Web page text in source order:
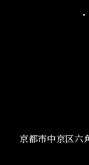
京都市中京区六